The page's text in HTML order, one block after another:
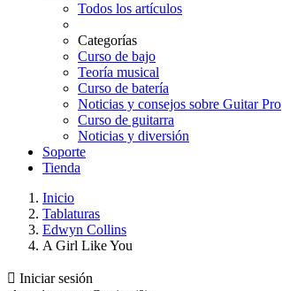
Todos los artículos
Categorías
Curso de bajo
Teoría musical
Curso de batería
Noticias y consejos sobre Guitar Pro
Curso de guitarra
Noticias y diversión
Soporte
Tienda
Inicio
Tablaturas
Edwyn Collins
A Girl Like You
 Iniciar sesión